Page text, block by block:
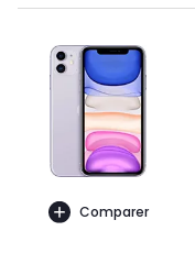
Comparer